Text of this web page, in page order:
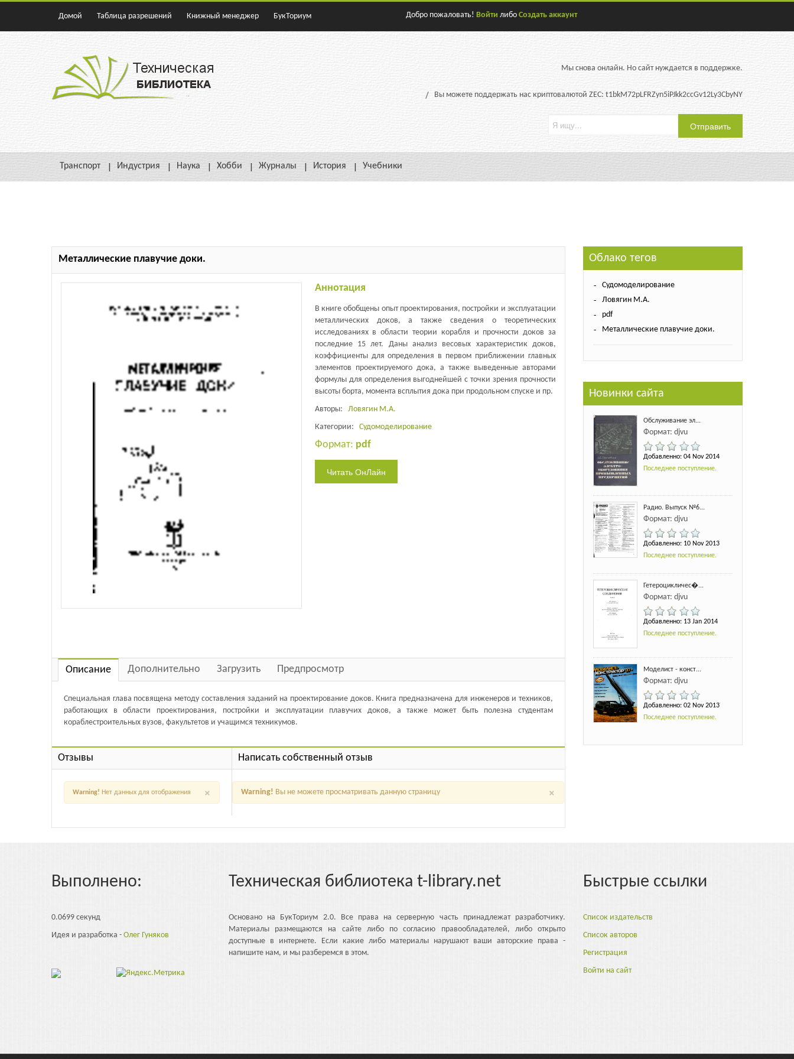
Домой Таблица разрешений Книжный менеджер БукТориум Добро пожаловать! Войти либо Создать аккаунт
Мы снова онлайн. Но сайт нуждается в поддержке.
Вы можете поддержать нас криптовалютой ZEC: t1bkM72pLFRZyn5iPJkk2ccGv12Ly3CbyNY
Транспорт Индустрия Наука Хобби Журналы История Учебники
Металлические плавучие доки.
Аннотация
В книге обобщены опыт проектирования, постройки и эксплуатации
металлических доков, а также сведения о теоретических
исследованиях в области теории корабля и прочности доков за
последние 15 лет. Даны анализ весовых характеристик доков,
коэффициенты для определения в первом приближении главных
элементов проектируемого дока, а также выведенные авторами
формулы для определения выгоднейшей с точки зрения прочности
высоты борта, момента всплытия дока при продольном спуске и пр.
Авторы: Ловягин М.А.
Категории: Судомоделирование
Формат: pdf
Описание Дополнительно Загрузить Предпросмотр
Специальная глава посвящена методу составления заданий на проектирование доков. Книга предназначена для инженеров и техников,
работающих в области проектирования, постройки и эксплуатации плавучих доков, а также может быть полезна студентам
кораблестроительных вузов, факультетов и учащимся техникумов.
Отзывы
×
Warning! Нет данных для отображения
Написать собственный отзыв
×
Warning! Вы не можете просматривать данную страницу
Облако тегов
Судомоделирование
Ловягин М.А.
pdf
Металлические плавучие доки.
Новинки сайта
Обслуживание эл...
Формат: djvu
Добавленно: 04 Nov 2014
Последнее поступление.
Радио. Выпуск №6...
Формат: djvu
Добавленно: 10 Nov 2013
Последнее поступление.
Гетероцикличес�...
Формат: djvu
Добавленно: 13 Jan 2014
Последнее поступление.
Моделист - конст...
Формат: djvu
Добавленно: 02 Nov 2013
Последнее поступление.
Выполнено:
0.0699 секунд
Идея и разработка - Олег Гуняков
Техническая библиотека t-library.net
Основано на БукТориум 2.0. Все права на серверную часть принадлежат разработчику.
Материалы размещаются на сайте либо по согласию правообладателей, либо открыто
доступные в интернете. Если какие либо материалы нарушают ваши авторские права -
напишите нам, и мы разберемся в этом.
Быстрые ссылки
Список издательств
Список авторов
Регистрация
Войти на сайт